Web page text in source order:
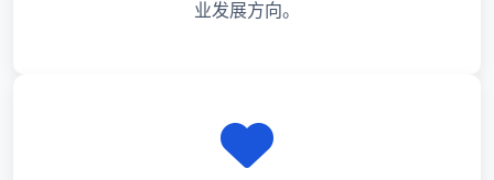
业发展方向。